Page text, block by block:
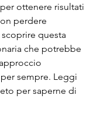
ottenere risultati
perdere
questa
che potrebbe
sempre. Leggi
per saperne di